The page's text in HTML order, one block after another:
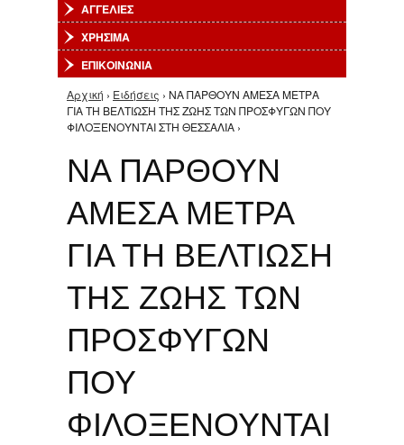
ΑΓΓΕΛΙΕΣ
ΧΡΗΣΙΜΑ
ΕΠΙΚΟΙΝΩΝΙΑ
Είστε εδώ
Αρχική › Ειδήσεις › ΝΑ ΠΑΡΘΟΥΝ ΑΜΕΣΑ ΜΕΤΡΑ
ΓΙΑ ΤΗ ΒΕΛΤΙΩΣΗ ΤΗΣ ΖΩΗΣ ΤΩΝ ΠΡΟΣΦΥΓΩΝ ΠΟΥ
ΦΙΛΟΞΕΝΟΥΝΤΑΙ ΣΤΗ ΘΕΣΣΑΛΙΑ ›
ΝΑ ΠΑΡΘΟΥΝ
ΑΜΕΣΑ ΜΕΤΡΑ
ΓΙΑ ΤΗ ΒΕΛΤΙΩΣΗ
ΤΗΣ ΖΩΗΣ ΤΩΝ
ΠΡΟΣΦΥΓΩΝ
ΠΟΥ
ΦΙΛΟΞΕΝΟΥΝΤΑΙ